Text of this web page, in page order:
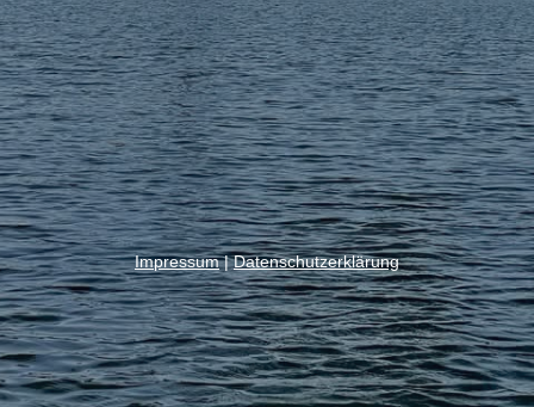
Impressum|Datenschutzerklärung